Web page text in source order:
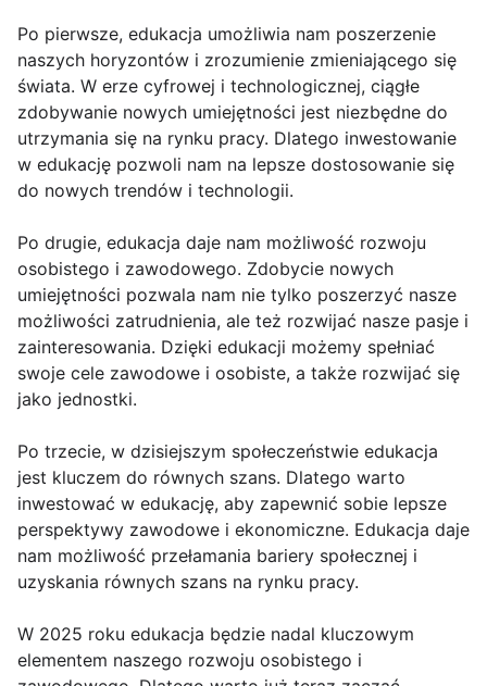
Po pierwsze, edukacja umożliwia nam poszerzenie
naszych horyzontów i zrozumienie zmieniającego się
świata. W erze cyfrowej i technologicznej, ciągłe
zdobywanie nowych umiejętności jest niezbędne do
utrzymania się na rynku pracy. Dlatego inwestowanie
w edukację pozwoli nam na lepsze dostosowanie się
do nowych trendów i technologii.
Po drugie, edukacja daje nam możliwość rozwoju
osobistego i zawodowego. Zdobycie nowych
umiejętności pozwala nam nie tylko poszerzyć nasze
możliwości zatrudnienia, ale też rozwijać nasze pasje i
zainteresowania. Dzięki edukacji możemy spełniać
swoje cele zawodowe i osobiste, a także rozwijać się
jako jednostki.
Po trzecie, w dzisiejszym społeczeństwie edukacja
jest kluczem do równych szans. Dlatego warto
inwestować w edukację, aby zapewnić sobie lepsze
perspektywy zawodowe i ekonomiczne. Edukacja daje
nam możliwość przełamania bariery społecznej i
uzyskania równych szans na rynku pracy.
W 2025 roku edukacja będzie nadal kluczowym
elementem naszego rozwoju osobistego i